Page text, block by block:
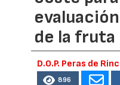
de la fruta
D.O.P. Peras de
896